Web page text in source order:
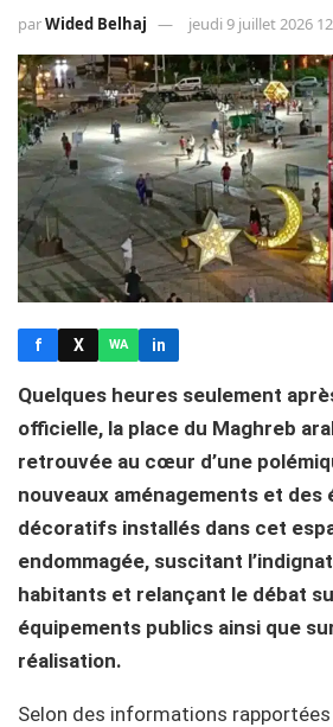
parWided Belhaj jeudi 9 juillet 2026
f X WA in
Quelques heures seulement
officielle, la place du Maghreb
retrouvée au cœur d’une
nouveaux aménagements et des
décoratifs installés dans cet
endommagée, suscitant
habitants et relançant le débat
équipements publics ainsi que
réalisation.
Selon des informations